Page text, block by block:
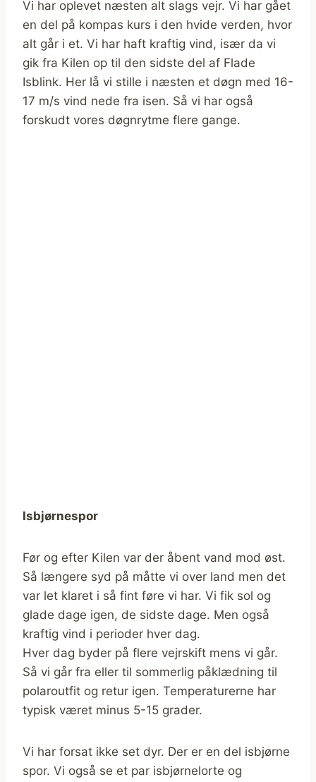
Vi har oplevet næsten alt slags vejr. Vi har gået
en del på kompas kurs i den hvide verden, hvor
alt går i et. Vi har haft kraftig vind, især da vi
gik fra Kilen op til den sidste del af Flade
Isblink. Her lå vi stille i næsten et døgn med 16-
17 m/s vind nede fra isen. Så vi har også
forskudt vores døgnrytme flere gange.
Isbjørnespor
Før og efter Kilen var der åbent vand mod øst.
Så længere syd på måtte vi over land men det
var let klaret i så fint føre vi har. Vi fik sol og
glade dage igen, de sidste dage. Men også
kraftig vind i perioder hver dag.
Hver dag byder på flere vejrskift mens vi går.
Så vi går fra eller til sommerlig påklædning til
polaroutfit og retur igen. Temperaturerne har
typisk været minus 5-15 grader.
Vi har forsat ikke set dyr. Der er en del isbjørne
spor. Vi også se et par isbjørnelorte og